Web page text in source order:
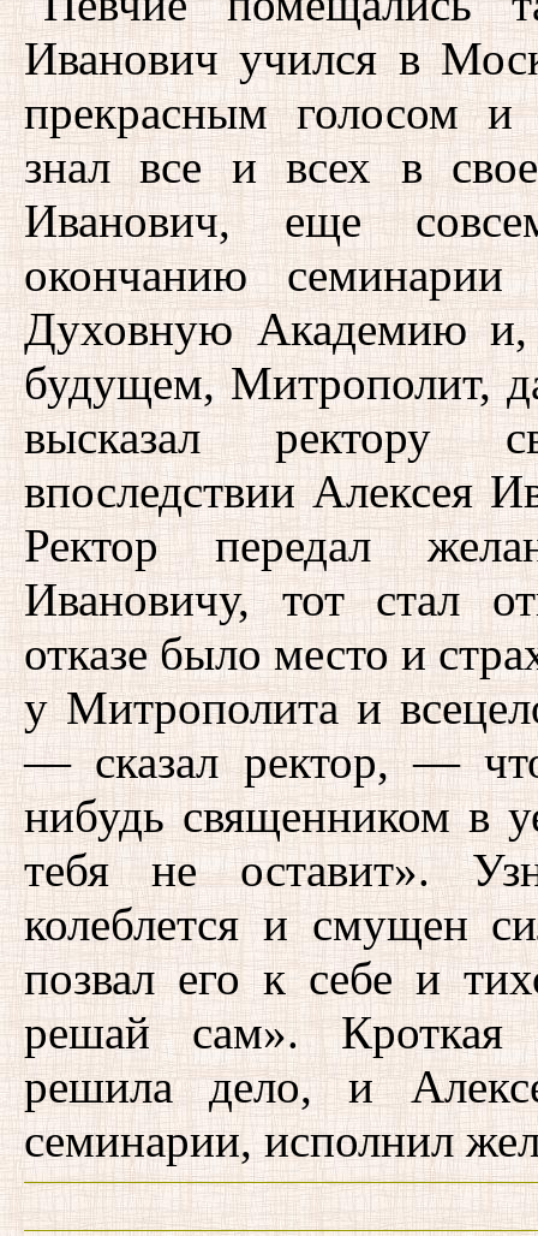
Иванович учился в
прекрасным голосом
знал все и всех в
Иванович, еще
окончанию
Духовную Академию
будущем, Митрополит,
высказал ректору
впоследствии Алексея
Ректор передал
Ивановичу, тот стал
отказе было место и
у Митрополита и
— сказал ректор, —
нибудь священником в
тебя не оставит».
колеблется и смущен
позвал его к себе и
решай сам». Кроткая
решила дело, и
семинарии, исполнил